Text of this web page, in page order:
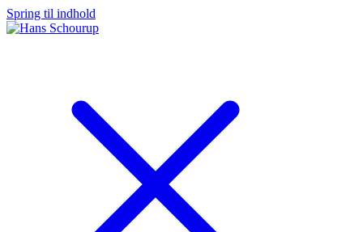
Spring til indhold